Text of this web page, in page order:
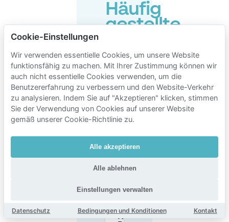
Häufig
gestellte
zum
Parken
in
der
Nähe
von
Kompass
Klub
Kompass
Klub
Cookie-Einstellungen
Wir verwenden essentielle Cookies, um unsere Website
funktionsfähig zu machen. Mit Ihrer Zustimmung können wir
auch nicht essentielle Cookies verwenden, um die
Benutzererfahrung zu verbessern und den Website-Verkehr
zu analysieren. Indem Sie auf "Akzeptieren" klicken, stimmen
Sie der Verwendung von Cookies auf unserer Website
gemäß unserer Cookie-Richtlinie zu.
Alle akzeptieren
Alle ablehnen
Einstellungen verwalten
Datenschutz Bedingungen und Konditionen Kontakt